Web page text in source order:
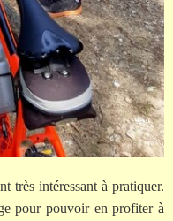
très intéressant à pratiquer.
pour pouvoir en profiter à